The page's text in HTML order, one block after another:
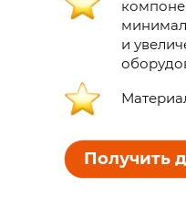
и
Получить